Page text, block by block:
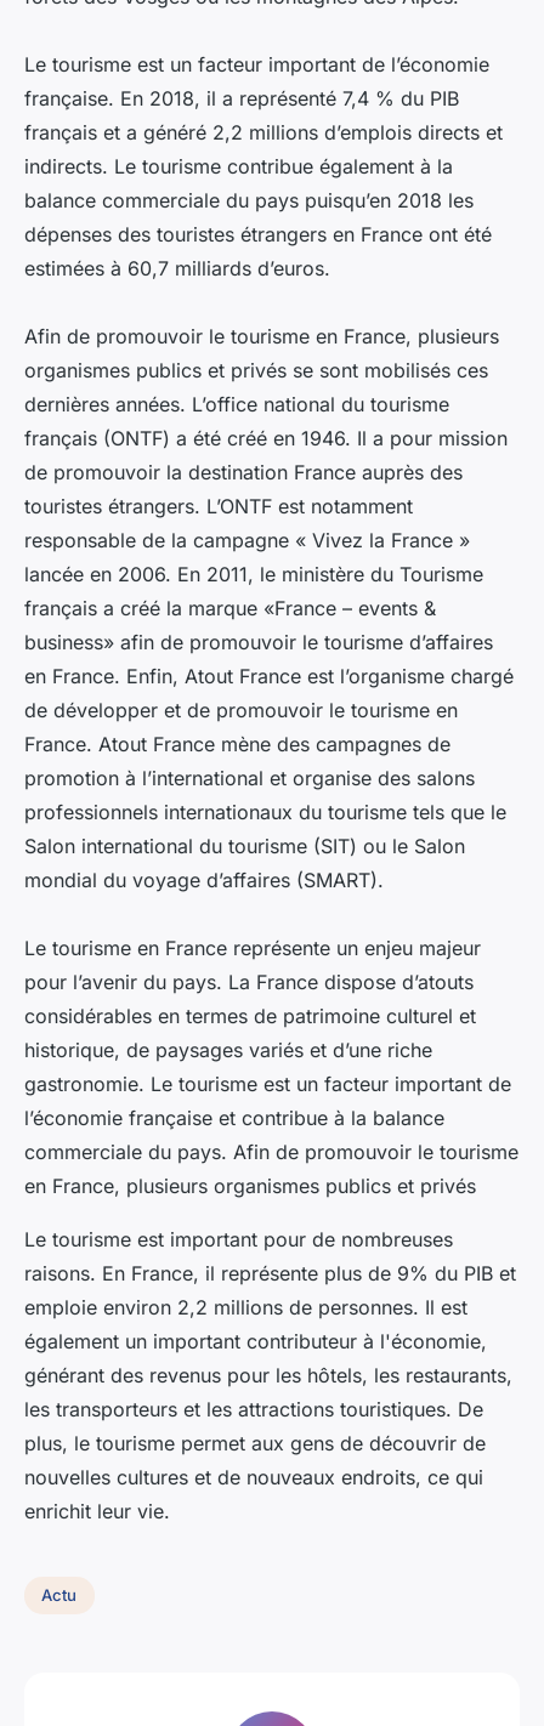
Le tourisme est un facteur important de l’économie
française. En 2018, il a représenté 7,4 % du PIB
français et a généré 2,2 millions d’emplois directs et
indirects. Le tourisme contribue également à la
balance commerciale du pays puisqu’en 2018 les
dépenses des touristes étrangers en France ont été
estimées à 60,7 milliards d’euros.
Afin de promouvoir le tourisme en France, plusieurs
organismes publics et privés se sont mobilisés ces
dernières années. L’office national du tourisme
français (ONTF) a été créé en 1946. Il a pour mission
de promouvoir la destination France auprès des
touristes étrangers. L’ONTF est notamment
responsable de la campagne « Vivez la France »
lancée en 2006. En 2011, le ministère du Tourisme
français a créé la marque «France – events &
business» afin de promouvoir le tourisme d’affaires
en France. Enfin, Atout France est l’organisme chargé
de développer et de promouvoir le tourisme en
France. Atout France mène des campagnes de
promotion à l’international et organise des salons
professionnels internationaux du tourisme tels que le
Salon international du tourisme (SIT) ou le Salon
mondial du voyage d’affaires (SMART).
Le tourisme en France représente un enjeu majeur
pour l’avenir du pays. La France dispose d’atouts
considérables en termes de patrimoine culturel et
historique, de paysages variés et d’une riche
gastronomie. Le tourisme est un facteur important de
l’économie française et contribue à la balance
commerciale du pays. Afin de promouvoir le tourisme
en France, plusieurs organismes publics et privés
Le tourisme est important pour de nombreuses
raisons. En France, il représente plus de 9% du PIB et
emploie environ 2,2 millions de personnes. Il est
également un important contributeur à l'économie,
générant des revenus pour les hôtels, les restaurants,
les transporteurs et les attractions touristiques. De
plus, le tourisme permet aux gens de découvrir de
nouvelles cultures et de nouveaux endroits, ce qui
enrichit leur vie.
Actu